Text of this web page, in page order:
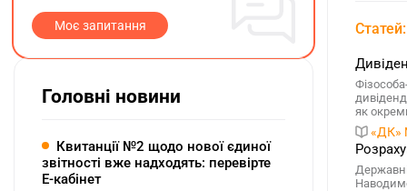
як
«ДК»
Моє запитання
Головні новини
Квитанції №2 щодо нової єдиної
звітності вже надходять: перевірте
Е-кабінет